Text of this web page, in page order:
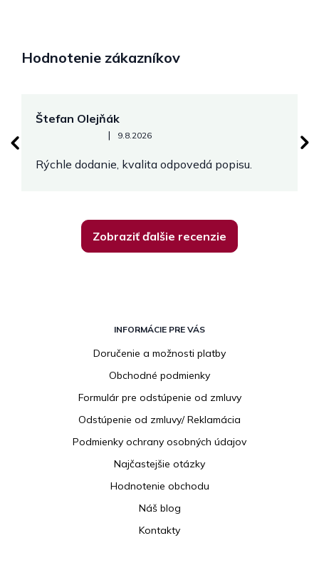
Hodnotenie zákazníkov
Štefan Olejňák
Hodnotenie obchodu je 5 z 5 hviezdičiek.
| 9.8.2026
Rýchle dodanie, kvalita odpovedá popisu.
Zobraziť ďalšie recenzie
INFORMÁCIE PRE VÁS
Doručenie a možnosti platby
Obchodné podmienky
Formulár pre odstúpenie od zmluvy
Odstúpenie od zmluvy/ Reklamácia
Podmienky ochrany osobných údajov
Najčastejšie otázky
Hodnotenie obchodu
Náš blog
Kontakty